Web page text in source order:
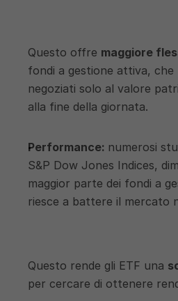
Questo offre maggiore
fondi a gestione attiva, che
negoziati solo al valore
alla fine della giornata.
Performance: numerosi
S&P Dow Jones Indices,
maggior parte dei fondi a
riesce a battere il mercato
Questo rende gli ETF una
per cercare di ottenere